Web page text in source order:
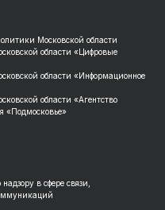
Московской области
области «Цифровые
области «Информационное
области «Агентство
«Подмосковье»
в сфере связи,